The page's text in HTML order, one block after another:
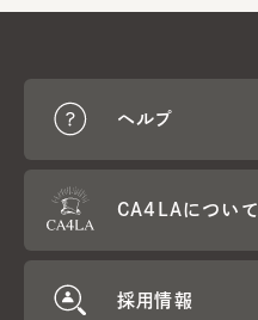
ヘルプ
CA4LAについて
採用情報